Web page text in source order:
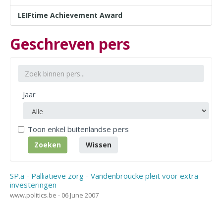
LEIFtime Achievement Award
Geschreven pers
Jaar
Toon enkel buitenlandse pers
SP.a - Palliatieve zorg - Vandenbroucke pleit voor extra
investeringen
www.politics.be - 06 June 2007